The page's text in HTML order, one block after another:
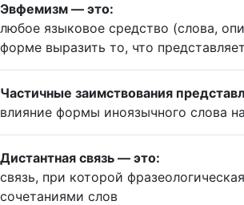
Эвфемизм — это:
любое языковое средство (слова,
форме выразить то, что
Частичные заимствования
влияние формы иноязычного слова
Дистантная связь — это:
связь, при которой
сочетаниями слов